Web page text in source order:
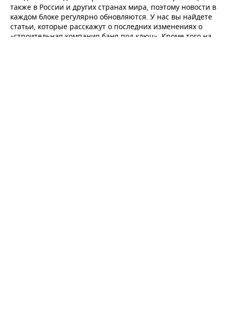
также в России и других странах мира, поэтому новости в
каждом блоке регулярно обновляются. У нас вы найдете
статьи, которые расскажут о последних изменениях о
«строительная компания баня под ключ». Кроме того на